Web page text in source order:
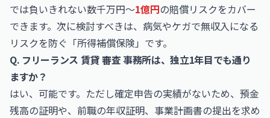
では負いきれない数千万円〜1億円の賠償リスクをカバー
できます。次に検討すべきは、病気やケガで無収入になる
リスクを防ぐ「所得補償保険」です。
Q. フリーランス 賃貸 審査 事務所は、独立1年目でも通り
ますか？
はい、可能です。ただし確定申告の実績がないため、預金
残高の証明や、前職の年収証明、事業計画書の提出を求め